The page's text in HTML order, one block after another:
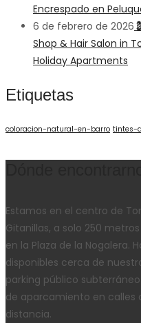
Encrespado en
6 de febrero de 2026
Shop & Hair Salon in
Holiday Apartments
Etiquetas
coloracion-natural-en-barro tintes-
Estamos en el centro de
Gitanillas, a solo 250
en la Plaza de la Nogalera.
disponibles cerca de
parking público
de aparcamiento en calles
distancia.